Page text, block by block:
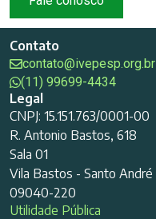
Contato
contato@ivepesp.org.br
(11) 99699-4434
Legal
CNPJ: 15.151.763/0001-00
R. Antonio Bastos, 618
Sala 01
Vila Bastos - Santo André
09040-220
Utilidade Pública